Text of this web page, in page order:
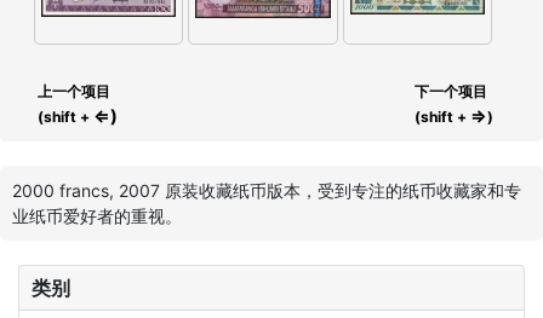
类别
上一个项目
(shift + ⇐)
下一个项目
(shift + ⇒)
2000 francs, 2007 原装收藏纸币版本，受到专注的纸币收藏家和专
业纸币爱好者的重视。